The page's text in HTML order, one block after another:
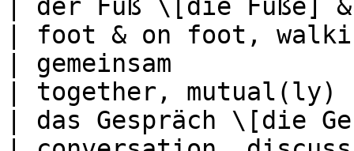
| der Fuß \[die Füße]
| foot & on foot,
| gemeinsam
| together,
| das Gespräch \[die